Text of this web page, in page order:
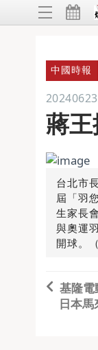
中國時報
20240623
蔣
台北市
屆「羽
生家長
與奧運
開球。
基隆
日本